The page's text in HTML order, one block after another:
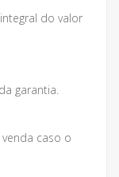
do valor
garantia.
caso o